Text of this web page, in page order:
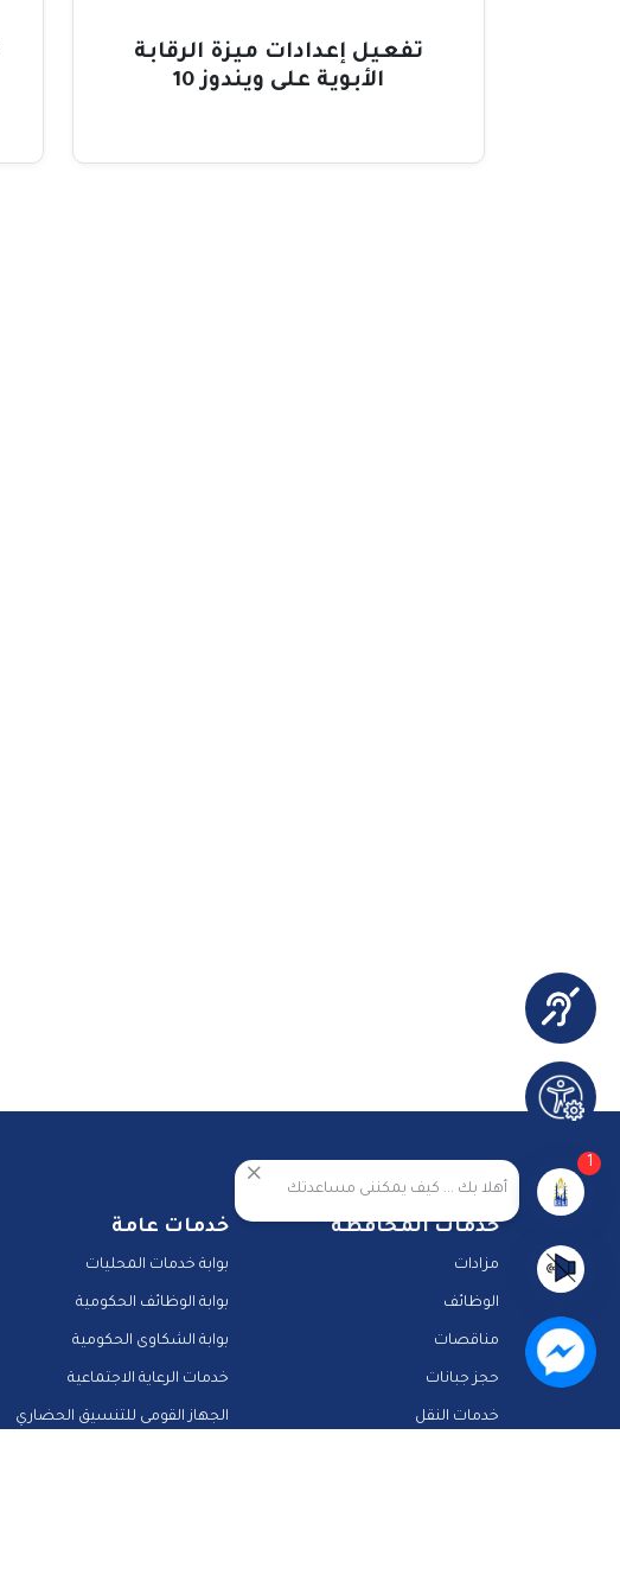
تفعيل إعدادات ميزة الرقابة
الأبوية على ويندوز 10
خدمات المحافظة
مزادات
الوظائف
مناقصات
حجز جبانات
خدمات النقل
خدمات عامة
بوابة خدمات المحليات
بوابة الوظائف الحكومية
بوابة الشكاوى الحكومية
خدمات الرعاية الاجتماعية
الجهاز القومى للتنسيق الحضاري
أهلا بك ... كيف يمكننى مساعدتك
1